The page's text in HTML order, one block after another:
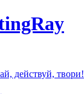
действуй, твори!